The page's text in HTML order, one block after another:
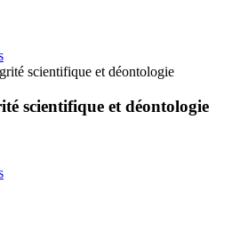
scientifique et déontologie
scientifique et déontologie